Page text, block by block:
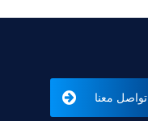
تواصل معنا